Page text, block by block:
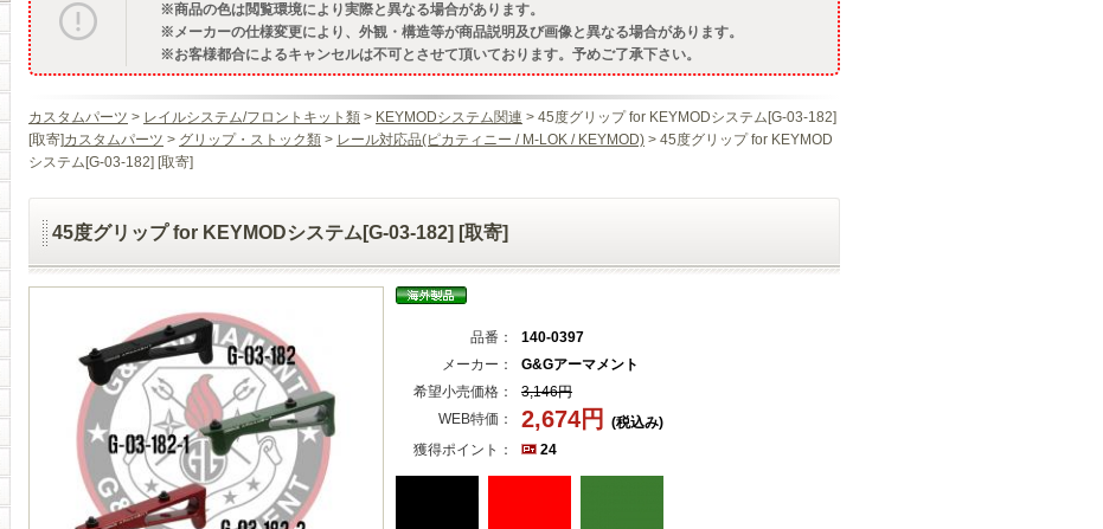
商品の色は閲覧環境により実際と異なる場合があります。
メーカーの仕様変更により、外観・構造等が商品説明及び画像と異なる場合があります。
お客様都合によるキャンセルは不可とさせて頂いております。予めご了承下さい。
カスタムパーツ > レイルシステム/フロントキット類 > KEYMODシステム関連 > 45度グリップ for KEYMODシステム[G-03-182]
[取寄]カスタムパーツ > グリップ・ストック類 > レール対応品(ピカティニー / M-LOK / KEYMOD) > 45度グリップ for KEYMOD
システム[G-03-182] [取寄]
45度グリップ for KEYMODシステム[G-03-182] [取寄]
品番：
140-0397
メーカー：
G&Gアーマメント
希望小売価格：
3,146円
WEB特価：
2,674円
(税込み)
獲得ポイント：
24